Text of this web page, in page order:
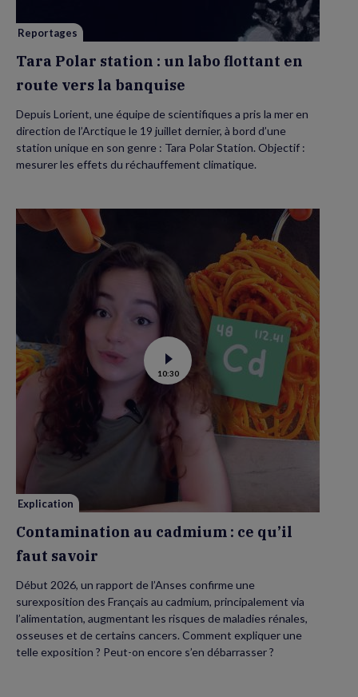
la
Reportages
Tara Polar station : un labo flottant en
route vers la banquise
Depuis Lorient, une équipe de scientifiques a pris la mer en
direction de l’Arctique le 19 juillet dernier, à bord d’une
station unique en son genre : Tara Polar Station. Objectif :
mesurer les effets du réchauffement climatique.
Voir
la
vidéo
Contamination
au
cadmium :
ce
savoir
10:30
Explication
Contamination au cadmium : ce qu’il
faut savoir
Début 2026, un rapport de l’Anses confirme une
surexposition des Français au cadmium, principalement via
l’alimentation, augmentant les risques de maladies rénales,
osseuses et de certains cancers. Comment expliquer une
telle exposition ? Peut-on encore s’en débarrasser ?